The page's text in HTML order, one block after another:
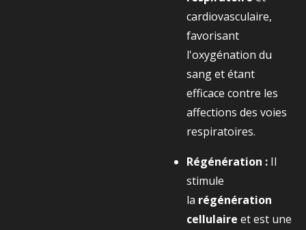
cardiovasculaire,
favorisant
l'oxygénation du
sang et étant
efficace contre les
affections des voies
respiratoires.
Régénération : Il
stimule
la régénération
cellulaire et est une